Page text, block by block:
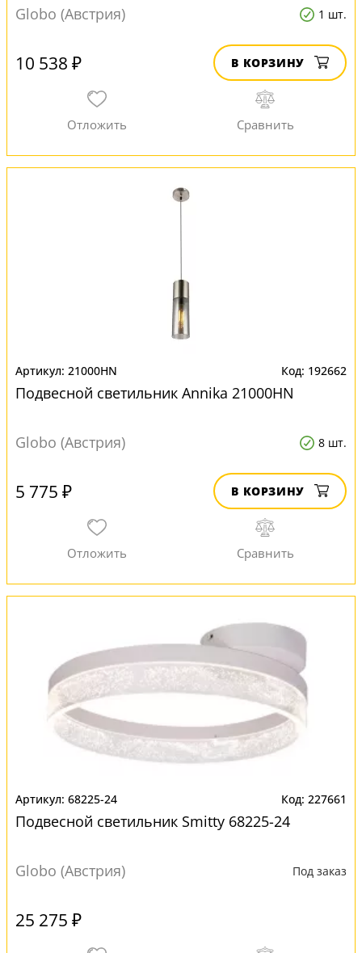
Globo (Австрия) 1 шт.
10 538 ₽ В КОРЗИНУ
21000HN 192662
Подвесной светильник Annika 21000HN
Globo (Австрия) 8 шт.
5 775 ₽ В КОРЗИНУ
68225-24 227661
Подвесной светильник Smitty 68225-24
Globo (Австрия) Под заказ
25 275 ₽